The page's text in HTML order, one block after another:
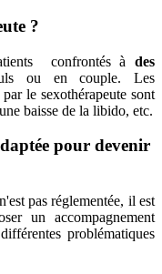
?
confrontés à des
ou en couple. Les
le sexothérapeute sont
baisse de la libido, etc.
pour devenir
pas réglementée, il est
un accompagnement
problématiques